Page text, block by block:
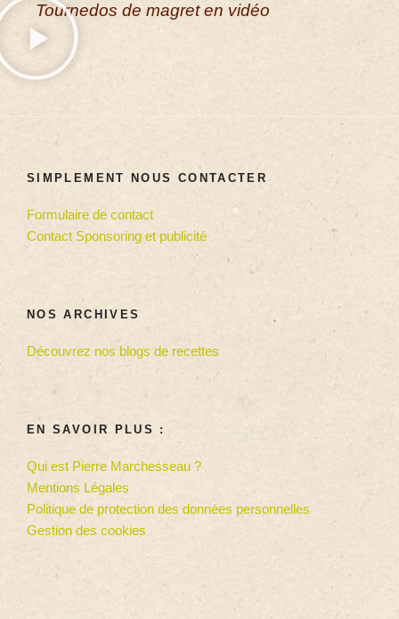
Tournedos de magret en vidéo
SIMPLEMENT NOUS CONTACTER
Formulaire de contact
Contact Sponsoring et publicité
NOS ARCHIVES
Découvrez nos blogs de recettes
EN SAVOIR PLUS :
Qui est Pierre Marchesseau ?
Mentions Légales
Politique de protection des données personnelles
Gestion des cookies